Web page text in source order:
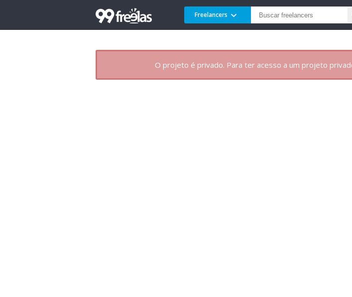
Freelancers
O projeto é privado. Para ter acesso a um projeto